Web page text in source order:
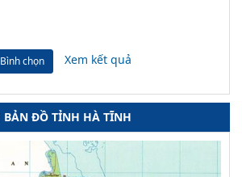
Bình chọn Xem kết quả
BẢN ĐỒ TỈNH HÀ TĨNH